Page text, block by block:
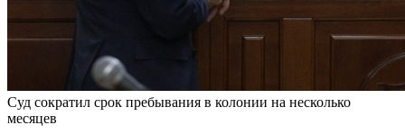
Суд сократил срок пребывания в колонии на несколько
месяцев